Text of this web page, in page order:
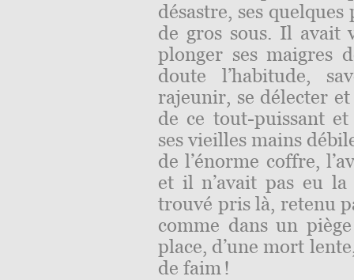
désastre, ses quelques
de gros sous. Il avait
plonger ses maigres
doute l’habitude,
rajeunir, se délecter
de ce tout-puissant
ses vieilles mains
de l’énorme coffre,
et il n’avait pas eu la
trouvé pris là, retenu
comme dans un
place, d’une mort
de faim !